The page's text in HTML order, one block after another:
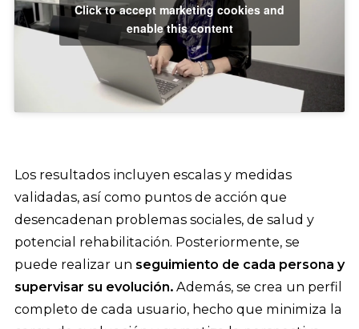
Click to accept marketing cookies and
enable this content
Los resultados incluyen escalas y medidas
validadas, así como puntos de acción que
desencadenan problemas sociales, de salud y
potencial rehabilitación. Posteriormente, se
puede realizar un seguimiento de cada persona y
supervisar su evolución. Además, se crea un perfil
completo de cada usuario, hecho que minimiza la